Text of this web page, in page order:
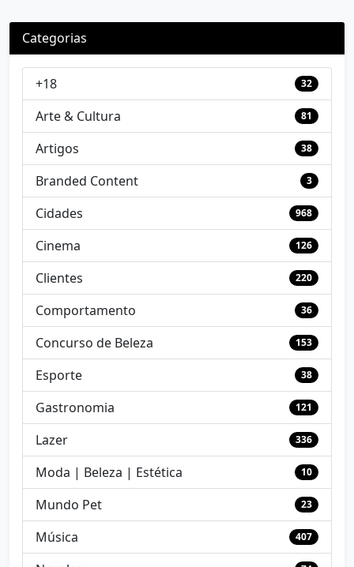
Categorias
+18 32
Arte & Cultura 81
Artigos 38
Branded Content 3
Cidades 968
Cinema 126
Clientes 220
Comportamento 36
Concurso de Beleza 153
Esporte 38
Gastronomia 121
Lazer 336
Moda | Beleza | Estética 10
Mundo Pet 23
Música 407